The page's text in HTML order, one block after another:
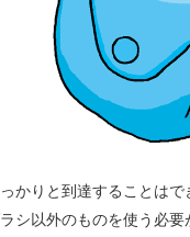
かりと到達することは
シ以外のものを使う必